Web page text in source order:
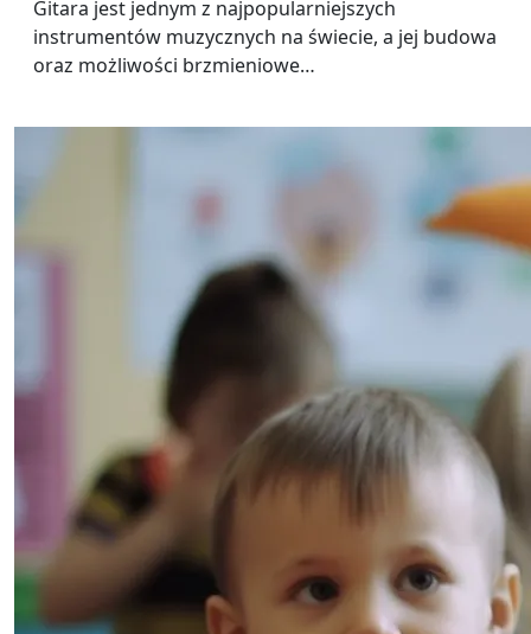
Gitara jest jednym z najpopularniejszych
instrumentów muzycznych na świecie, a jej budowa
oraz możliwości brzmieniowe…